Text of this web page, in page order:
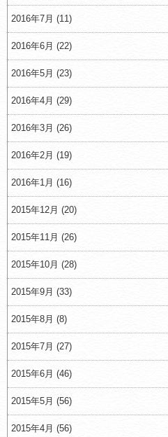
2016年7月 (11)
2016年6月 (22)
2016年5月 (23)
2016年4月 (29)
2016年3月 (26)
2016年2月 (19)
2016年1月 (16)
2015年12月 (20)
2015年11月 (26)
2015年10月 (28)
2015年9月 (33)
2015年8月 (8)
2015年7月 (27)
2015年6月 (46)
2015年5月 (56)
2015年4月 (56)